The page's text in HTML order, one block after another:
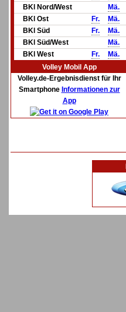
BKl Nord/West
Mä.
BKl Ost
Fr.
Mä.
BKl Süd
Fr.
Mä.
BKl Süd/West
Mä.
BKl West
Fr.
Mä.
Volley Mobil App
Volley.de-Ergebnisdienst für Ihr
Smartphone Informationen zur
App